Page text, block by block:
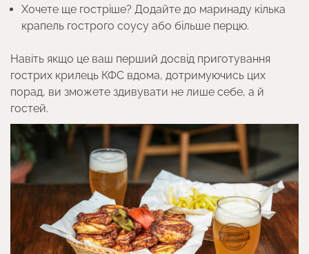
Хочете ще гостріше? Додайте до маринаду кілька
крапель гострого соусу або більше перцю.
Навіть якщо це ваш перший досвід приготування
гострих крилець КФС вдома, дотримуючись цих
порад, ви зможете здивувати не лише себе, а й
гостей.